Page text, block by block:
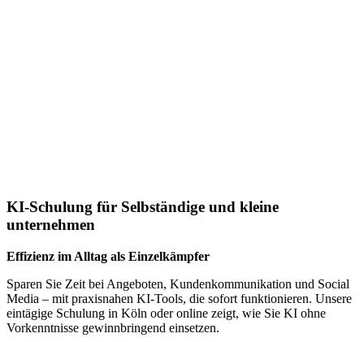
KI-Schulung für Selbständige und kleine
unternehmen
Effizienz im Alltag als Einzelkämpfer
Sparen Sie Zeit bei Angeboten, Kundenkommunikation und Social
Media – mit praxisnahen KI-Tools, die sofort funktionieren. Unsere
eintägige Schulung in Köln oder online zeigt, wie Sie KI ohne
Vorkenntnisse gewinnbringend einsetzen.